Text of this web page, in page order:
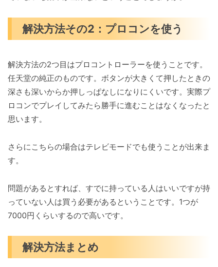
解決方法その2：プロコンを使う
解決方法の2つ目はプロコントローラーを使うことです。
任天堂の純正のものです。ボタンが大きくて押したときの
深さも深いからか押しっぱなしになりにくいです。実際プ
ロコンでプレイしてみたら勝手に進むことはなくなったと
思います。
さらにこちらの場合はテレビモードでも使うことが出来ま
す。
問題があるとすれば、すでに持っている人はいいですが持
っていない人は買う必要があるということです。1つが
7000円くらいするので高いです。
解決方法まとめ